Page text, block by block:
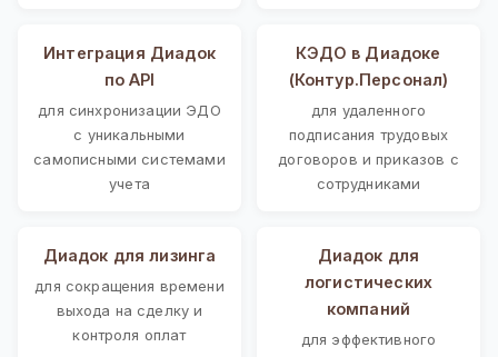
Интеграция Диадок
по API
для синхронизации ЭДО
с уникальными
самописными системами
учета
КЭДО в Диадоке
(Контур.Персонал)
для удаленного
подписания трудовых
договоров и приказов с
сотрудниками
Диадок для лизинга
для сокращения времени
выхода на сделку и
контроля оплат
Диадок для
логистических
компаний
для эффективного